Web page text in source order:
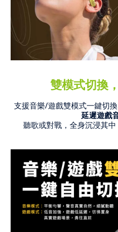
雙模式切換
支援音樂/遊戲雙模式一鍵切換
延遲遊戲
聽歌或對戰，全身沉浸其中